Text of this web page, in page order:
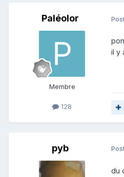
Paléolor
Membre
128
il y
pyb
du